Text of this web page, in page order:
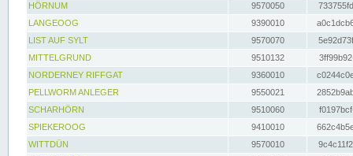
HÖRNUM
9570050
LANGEOOG
9390010
LIST AUF SYLT
9570070
MITTELGRUND
9510132
NORDERNEY RIFFGAT
9360010
PELLWORM ANLEGER
9550021
SCHARHÖRN
9510060
SPIEKEROOG
9410010
WITTDÜN
9570010